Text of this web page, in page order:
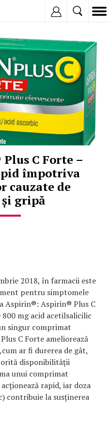
C Forte –
împotriva
cauzate de
și gripă
2018, în farmacii este
pentru simptomele
Aspirin®: Aspirin® Plus C
mg acid acetilsalicilic
singur comprimat
C Forte ameliorează
ar fi durerea de gât,
disponibilității
unui comprimat
rapid, iar doza
contribuie la susținerea